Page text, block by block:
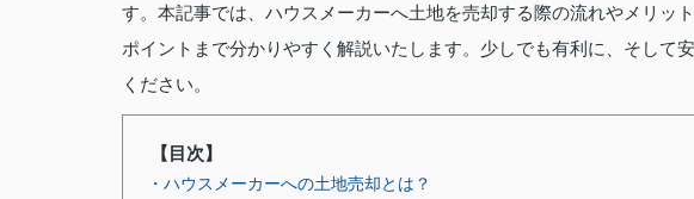
す。本記事では、ハウスメーカーへ土地を売却する際の流れやメリッ
ポイントまで分かりやすく解説いたします。少しでも有利に、そして
ください。
【目次】
・ハウスメーカーへの土地売却とは？